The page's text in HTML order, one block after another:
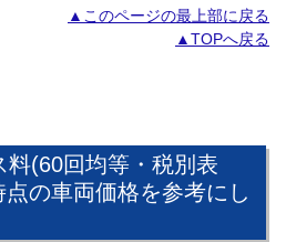
▲このページの最上部に戻る
▲TOPへ戻る
料(60回均等・税別表
の車両価格を参考にし